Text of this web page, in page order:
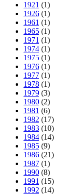
1921 (1)
1926 (1)
1961 (1)
1965 (1)
1971 (1)
1974 (1)
1975 (1)
1976 (1)
1977 (1)
1978 (1)
1979 (3)
1980 (2)
1981 (6)
1982 (17)
1983 (10)
1984 (14)
1985 (9)
1986 (21)
1987 (1)
1990 (8)
1991 (15)
1992 (14)